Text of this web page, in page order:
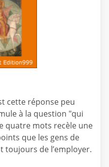
cette réponse peu
à la question "qui
quatre mots recèle une
que les gens de
toujours de l’employer.